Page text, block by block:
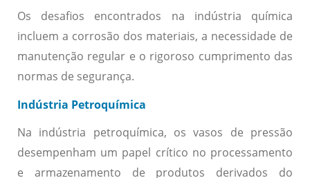
Os desafios encontrados na indústria química
incluem a corrosão dos materiais, a necessidade de
manutenção regular e o rigoroso cumprimento das
normas de segurança.
Indústria Petroquímica
Na indústria petroquímica, os vasos de pressão
desempenham um papel crítico no processamento
e armazenamento de produtos derivados do